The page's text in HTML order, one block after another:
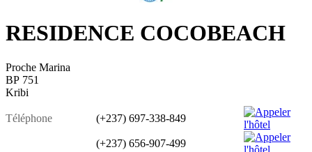
RESIDENCE COCOBEACH
Proche Marina
BP 751
Kribi
Téléphone (+237) 697-338-849
(+237) 656-907-499